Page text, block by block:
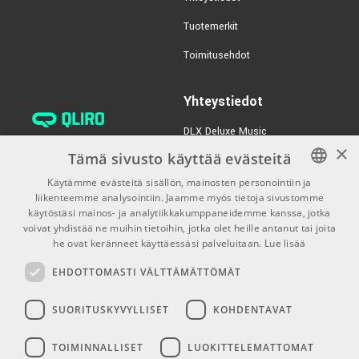
Teenage Engineering
ARTURIA MiniFreak
Hybrid Synthesizer
TUOTENUMERO 1078127
Tuotemerkit
Toimitusehdot
Yhteystiedot
DLX Deluxe Music
verkkokaupan asiakaspalvelu:
tilaus@dlxmusic.fi
Puh: 0207 282240 (arkisin klo
13-17)
Puh: 0207 282250 (myymälä)
00580 Helsinki
Y-tunnus: 1983522-7
FINNISH
FINNISH
×
Tämä sivusto käyttää evästeitä
Käytämme evästeitä sisällön, mainosten personointiin ja
liikenteemme analysointiin. Jaamme myös tietoja sivustomme
käytöstäsi mainos- ja analytiikkakumppaneidemme kanssa, jotka
voivat yhdistää ne muihin tietoihin, jotka olet heille antanut tai joita
he ovat keränneet käyttäessäsi palveluitaan. Lue lisää
EHDOTTOMASTI VÄLTTÄMÄTTÖMÄT
SUORITUSKYVYLLISET KOHDENTAVAT
TOIMINNALLISET LUOKITTELEMATTOMAT